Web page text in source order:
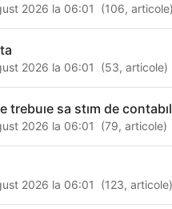
2026 la 06:01 (106,articole)
2026 la 06:01 (53,articole)
trebuıe sa stım de
2026 la 06:01 (79,articole)
2026 la 06:01 (123,articole)